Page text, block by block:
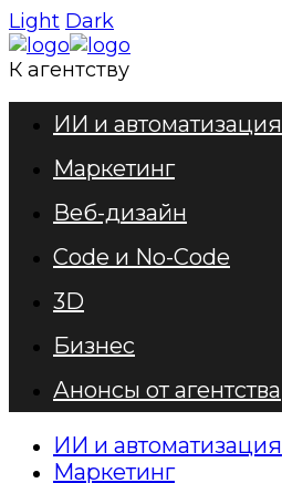
Light Dark
К агентству
ИИ и автоматизация
Маркетинг
Веб-дизайн
Code и No-Code
3D
Бизнес
Анонсы от агентства
ИИ и автоматизация
Маркетинг